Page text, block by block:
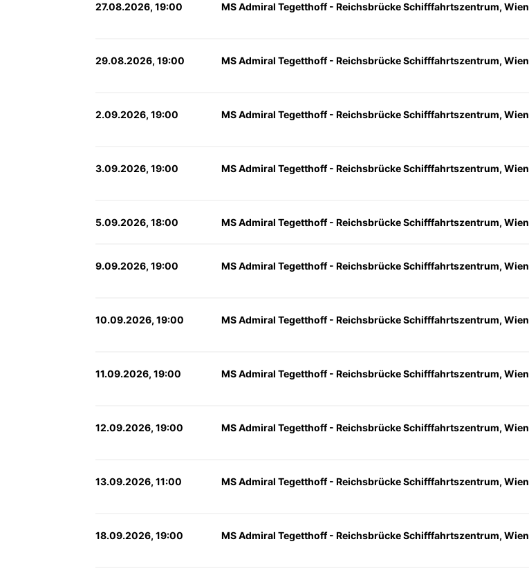
27.08.2026, 19:00 MS Admiral Tegetthoff - Reichsbrücke Schifffahrtszentrum, Wien
29.08.2026, 19:00 MS Admiral Tegetthoff - Reichsbrücke Schifffahrtszentrum, Wien
2.09.2026, 19:00 MS Admiral Tegetthoff - Reichsbrücke Schifffahrtszentrum, Wien
3.09.2026, 19:00 MS Admiral Tegetthoff - Reichsbrücke Schifffahrtszentrum, Wien
5.09.2026, 18:00 MS Admiral Tegetthoff - Reichsbrücke Schifffahrtszentrum, Wien
9.09.2026, 19:00 MS Admiral Tegetthoff - Reichsbrücke Schifffahrtszentrum, Wien
10.09.2026, 19:00 MS Admiral Tegetthoff - Reichsbrücke Schifffahrtszentrum, Wien
11.09.2026, 19:00 MS Admiral Tegetthoff - Reichsbrücke Schifffahrtszentrum, Wien
12.09.2026, 19:00 MS Admiral Tegetthoff - Reichsbrücke Schifffahrtszentrum, Wien
13.09.2026, 11:00 MS Admiral Tegetthoff - Reichsbrücke Schifffahrtszentrum, Wien
18.09.2026, 19:00 MS Admiral Tegetthoff - Reichsbrücke Schifffahrtszentrum, Wien